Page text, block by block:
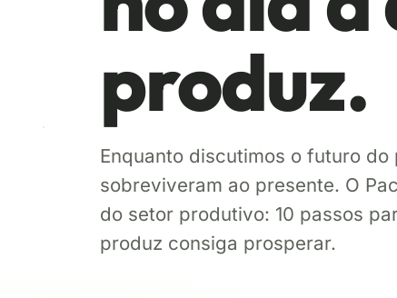
produz.
Enquanto discutimos o futuro
sobreviveram ao presente. O
do setor produtivo: 10 passos
produz consiga prosperar.